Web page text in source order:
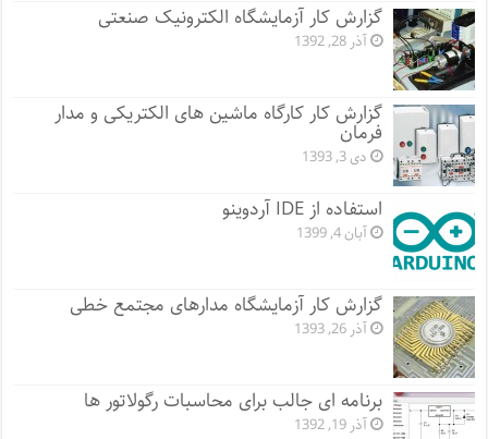
گزارش کار آزمایشگاه الکترونیک صنعتی
آذر 28, 1392
گزارش کار کارگاه ماشین های الکتریکی و مدار
فرمان
دی 3, 1393
استفاده از IDE آردوینو
آبان 4, 1399
گزارش کار آزمایشگاه مدارهای مجتمع خطی
آذر 26, 1393
برنامه ای جالب برای محاسبات رگولاتور ها
آذر 19, 1392